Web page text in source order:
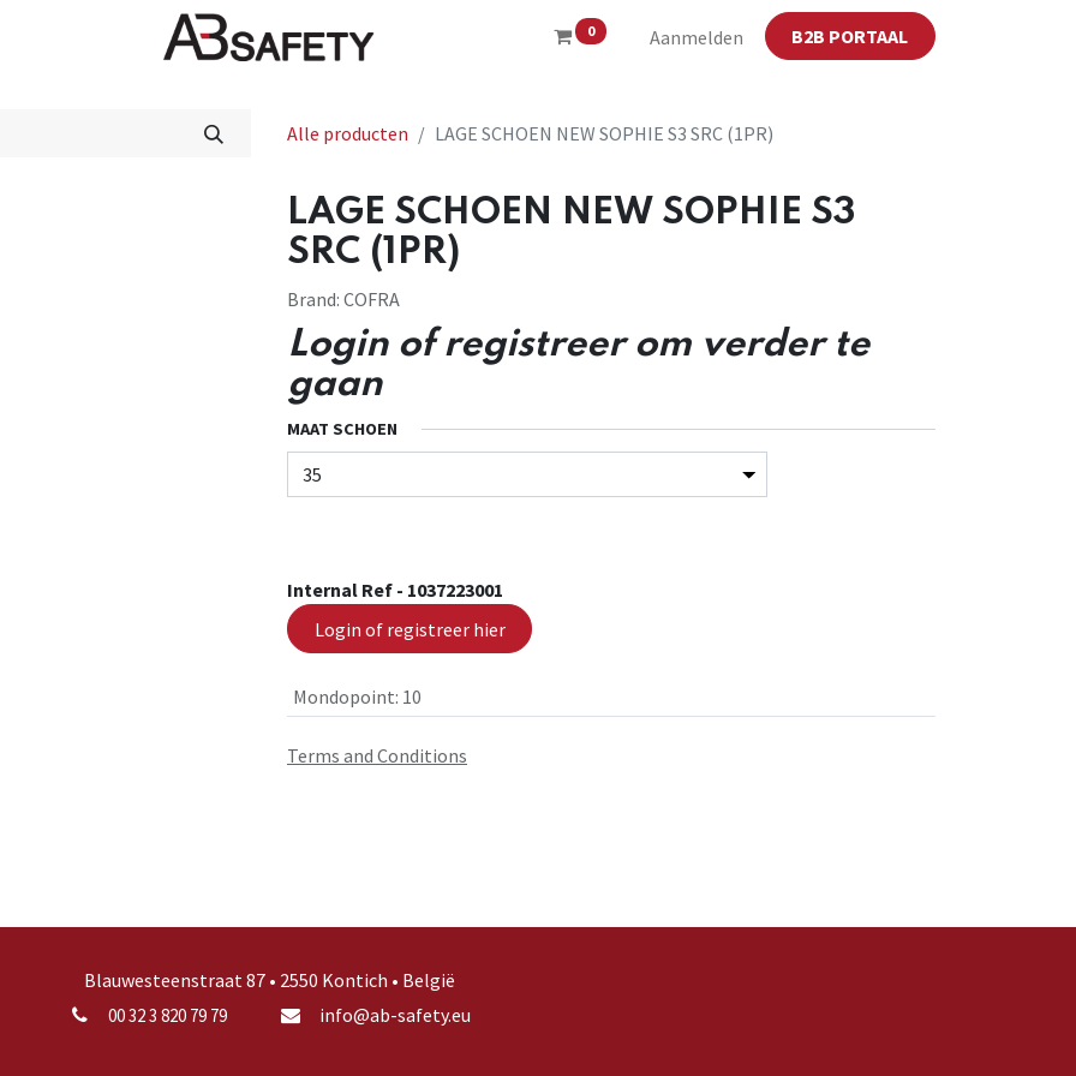
0 Aanmelden B2B PORTAAL
Winkel CE
Alle producten LAGE SCHOEN NEW SOPHIE S3 SRC (1PR)
LAGE SCHOEN NEW SOPHIE S3
SRC (1PR)
Brand: COFRA
Login of registreer om verder te
gaan
MAAT SCHOEN
Internal Ref - 1037223001
Login of registreer hier
Mondopoint: 10
Terms and Conditions
Blauwesteenstraat 87 • 2550 Kontich • België
00 32 3 820 79 79 info@ab-safety.eu